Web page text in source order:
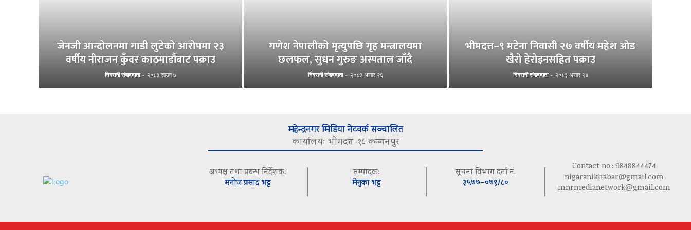
जेनजी आन्दोलनमा गाडी लुटेको आरोपमा २३
वर्षीय नीराजन कुँवर काठमाडौँबाट पक्राउ
निगरानी संवाददाता - २०८३ साउन ७
गणेश नेपालीको मृत्युपछि गृह मन्त्रालयमा
छलफल, सुधन गुरुङ अस्पताल जाँदै
निगरानी संवाददाता - २०८३ असार २६
भीमदत्त–९ मटेना निवासी २७ वर्षीय महेश ओड
खैरो हेरोइनसहित पक्राउ
निगरानी संवाददाता - २०८३ असार २४
महेन्द्रनगर मिडिया नेटवर्क सञ्चालित
कार्यालयः भीमदत्त–१८ कञ्चनपुर
अध्यक्ष तथा प्रबन्ध निर्देशकः
मनोज प्रसाद भट्ट
सम्पादकः
मेनुका भट्ट
सूचना विभाग दर्ता नं.
३५७७–०७९/८०
Contact no.: 9848844474
nigaranikhabar@gmail.com
mnrmedianetwork@gmail.com